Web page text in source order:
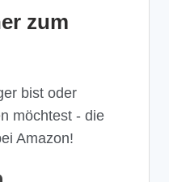
zum
bist oder
möchtest - die
Amazon!